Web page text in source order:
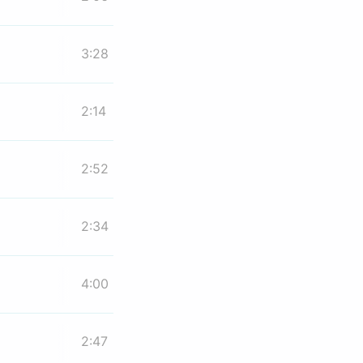
3:28
2:14
2:52
2:34
4:00
2:47